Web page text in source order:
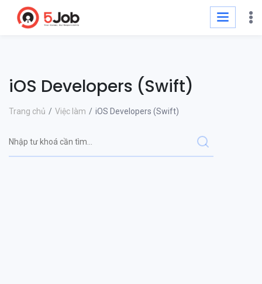
iOS Developers (Swift)
Trang chủ Việc làm iOS Developers (Swift)